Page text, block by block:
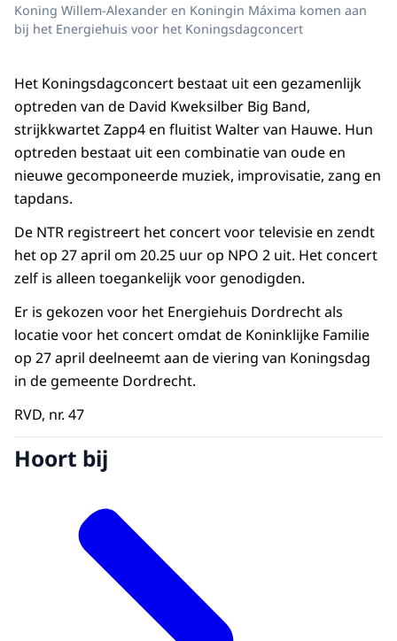
Koning Willem-Alexander en Koningin Máxima komen aan
bij het Energiehuis voor het Koningsdagconcert
Het Koningsdagconcert bestaat uit een gezamenlijk
optreden van de David Kweksilber Big Band,
strijkkwartet Zapp4 en fluitist Walter van Hauwe. Hun
optreden bestaat uit een combinatie van oude en
nieuwe gecomponeerde muziek, improvisatie, zang en
tapdans.
De NTR registreert het concert voor televisie en zendt
het op 27 april om 20.25 uur op NPO 2 uit. Het concert
zelf is alleen toegankelijk voor genodigden.
Er is gekozen voor het Energiehuis Dordrecht als
locatie voor het concert omdat de Koninklijke Familie
op 27 april deelneemt aan de viering van Koningsdag
in de gemeente Dordrecht.
RVD, nr. 47
Hoort bij